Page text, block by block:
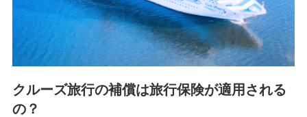
クルーズ旅行の補償は旅行保険が適用される
の？